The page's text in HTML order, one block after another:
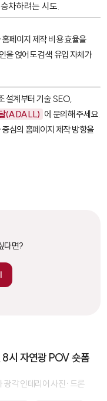
차하려는 시도.
페이지 제작 비용 효율을
을 얹어도 검색 유입 자체가
설계부터 기술 SEO,
(ADALL) 에 문의해 주세요.
심의 홈페이지 제작 방향을
다면?
8시 자연광 POV 숏폼
광각 인테리어 사진·드론